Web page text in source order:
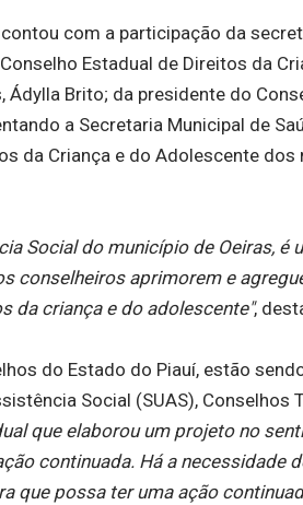
com a participação da
Estadual de Direitos da
Brito; da presidente do
a Secretaria Municipal de
da Criança e do Adolescente
Social do município de Oeiras, é
conselheiros aprimorem e
da criança e do adolescente",
do Estado do Piauí, estão
Social (SUAS), Conselhos
que elaborou um projeto no
continuada. Há a necessidade
que possa ter uma ação